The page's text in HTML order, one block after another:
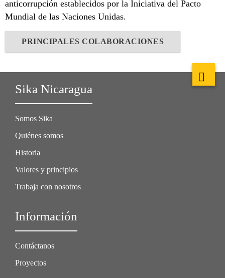
anticorrupción establecidos por la Iniciativa del Pacto
Mundial de las Naciones Unidas.
PRINCIPALES COLABORACIONES
Sika Nicaragua
Somos Sika
Quiénes somos
Historia
Valores y principios
Trabaja con nosotros
Información
Contáctanos
Proyectos